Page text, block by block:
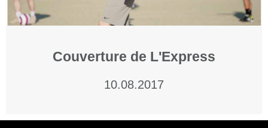
Couverture de L'Express
10.08.2017